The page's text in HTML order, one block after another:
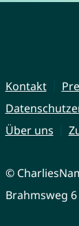
Kontakt
Über uns
©
Brahmsweg 6